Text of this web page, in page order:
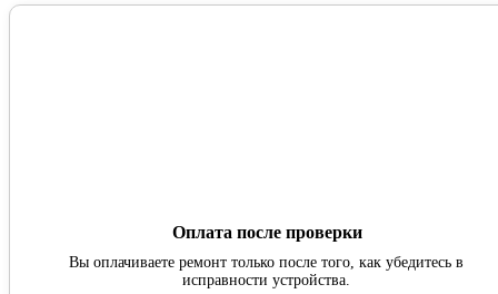
Оплата после проверки
Вы оплачиваете ремонт только после того, как убедитесь в
исправности устройства.